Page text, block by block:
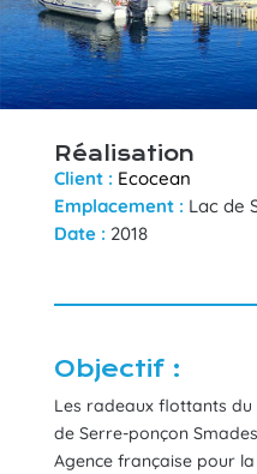
Réalisation
Client : Ecocean
Emplacement : Lac de
Date : 2018
Objectif :
Les radeaux flottants du
de Serre-ponçon
Agence française pour